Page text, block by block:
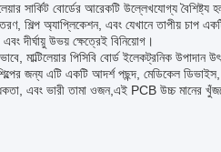
সার্কিট বোর্ডের আরেকটি উল্লেখযোগ্য
শিল্প অ্যাপ্লিকেশন, এবং যেখানে তাপীয় চাপ
এবং দীর্ঘায়ু উভয় ক্ষেত্রেই বিনিয়োগ।
মাল্টিলেয়ার পিসিবি বোর্ড ইলেকট্রনিক
জন্য এটি একটি আদর্শ পছন্দ, মেডিকেল
এবং ভারী তামা ওজন,এই PCB উচ্চ মানের খুঁজছেন